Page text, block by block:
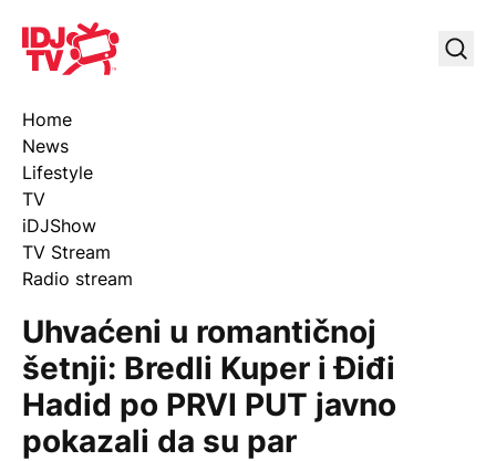
IDJ TV
Home
News
Lifestyle
TV
iDJShow
TV Stream
Radio stream
Uhvaćeni u romantičnoj
šetnji: Bredli Kuper i Điđi
Hadid po PRVI PUT javno
pokazali da su par